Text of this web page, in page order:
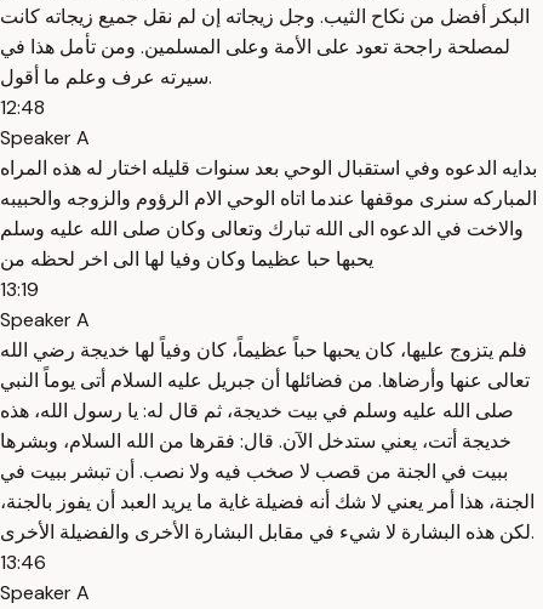
البكر أفضل من نكاح الثيب. وجل زيجاته إن لم نقل جميع زيجاته كانت
لمصلحة راجحة تعود على الأمة وعلى المسلمين. ومن تأمل هذا في
سيرته عرف وعلم ما أقول.
12:48
Speaker A
بدايه الدعوه وفي استقبال الوحي بعد سنوات قليله اختار له هذه المراه
المباركه سنرى موقفها عندما اتاه الوحي الام الرؤوم والزوجه والحبيبه
والاخت في الدعوه الى الله تبارك وتعالى وكان صلى الله عليه وسلم
يحبها حبا عظيما وكان وفيا لها الى اخر لحظه من
13:19
Speaker A
فلم يتزوج عليها، كان يحبها حباً عظيماً، كان وفياً لها خديجة رضي الله
تعالى عنها وأرضاها. من فضائلها أن جبريل عليه السلام أتى يوماً النبي
صلى الله عليه وسلم في بيت خديجة، ثم قال له: يا رسول الله، هذه
خديجة أتت، يعني ستدخل الآن. قال: فقرها من الله السلام، وبشرها
ببيت في الجنة من قصب لا صخب فيه ولا نصب. أن تبشر ببيت في
الجنة، هذا أمر يعني لا شك أنه فضيلة غاية ما يريد العبد أن يفوز بالجنة،
لكن هذه البشارة لا شيء في مقابل البشارة الأخرى والفضيلة الأخرى.
13:46
Speaker A